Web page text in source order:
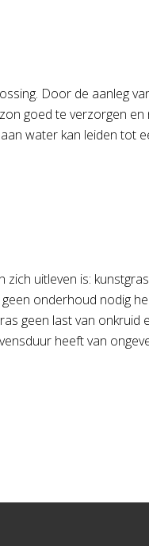
Door de aanleg
goed te verzorgen
water kan leiden tot
uitleven is:
onderhoud nodig
geen last van onkruid
heeft van